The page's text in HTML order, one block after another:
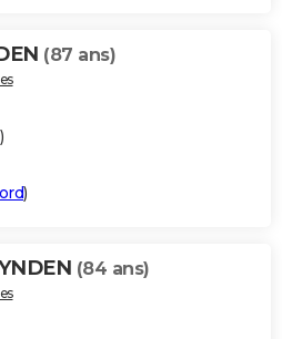
(87 ans)
)
)
(84 ans)